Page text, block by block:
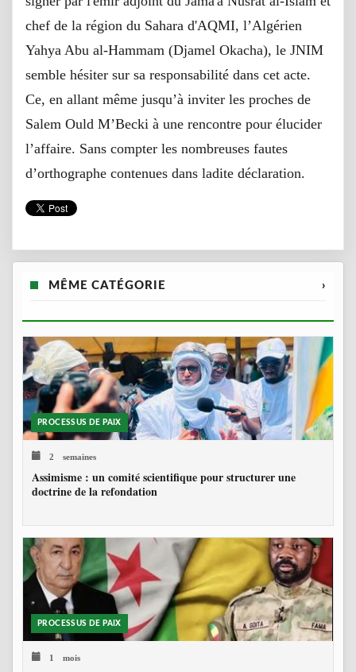
chef de la région du Sahara d'AQMI, l’Algérien
Yahya Abu al-Hammam (Djamel Okacha), le JNIM
semble hésiter sur sa responsabilité dans cet acte.
Ce, en allant même jusqu’à inviter les proches de
Salem Ould M’Becki à une rencontre pour élucider
l’affaire. Sans compter les nombreuses fautes
d’orthographe contenues dans ladite déclaration.
MÊME CATÉGORIE ›
PROCESSUS DE PAIX
2 semaines
Assimisme : un comité scientifique pour structurer une
doctrine de la refondation
PROCESSUS DE PAIX
1 mois